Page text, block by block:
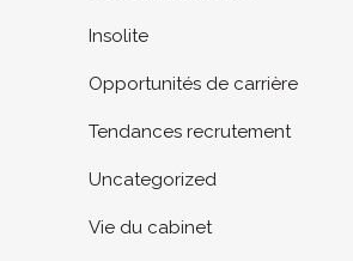
Insolite
Opportunités de carrière
Tendances recrutement
Uncategorized
Vie du cabinet